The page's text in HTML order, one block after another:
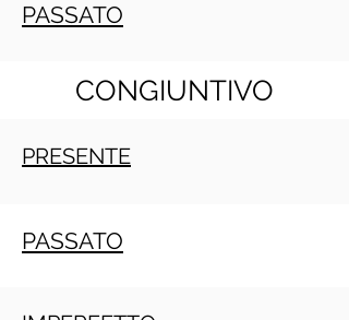
PASSATO
CONGIUNTIVO
PRESENTE
PASSATO